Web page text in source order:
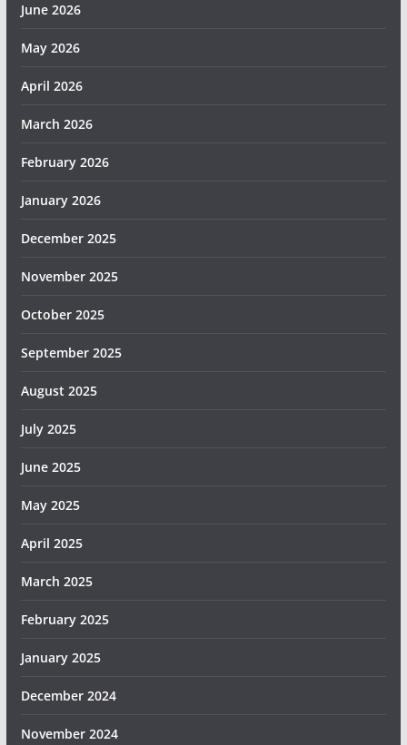
June 2026
May 2026
April 2026
March 2026
February 2026
January 2026
December 2025
November 2025
October 2025
September 2025
August 2025
July 2025
June 2025
May 2025
April 2025
March 2025
February 2025
January 2025
December 2024
November 2024